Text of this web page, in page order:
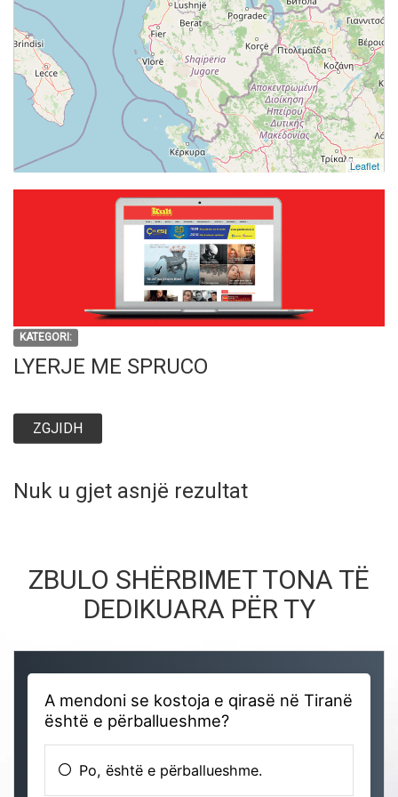
KATEGORI:
LYERJE ME SPRUCO
ZGJIDH
Nuk u gjet asnjë rezultat
Leaflet
ZBULO SHËRBIMET TONA TË
DEDIKUARA PËR TY